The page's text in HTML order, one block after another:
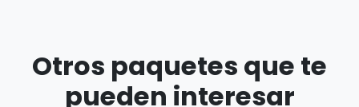
Otros paquetes que te
pueden interesar